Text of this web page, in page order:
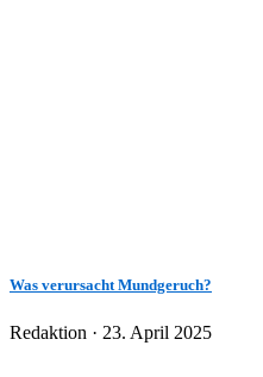
Was verursacht Mundgeruch?
Redaktion · Veröffentlicht
23. April 2025